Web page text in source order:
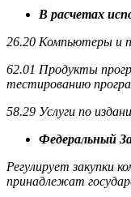
В расчетах
26.20 Компьютеры и
62.01 Продукты
тестированию
58.29 Услуги по
Федеральный
Регулирует закупки
принадлежат